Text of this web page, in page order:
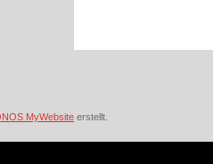
MyWebsite erstellt.